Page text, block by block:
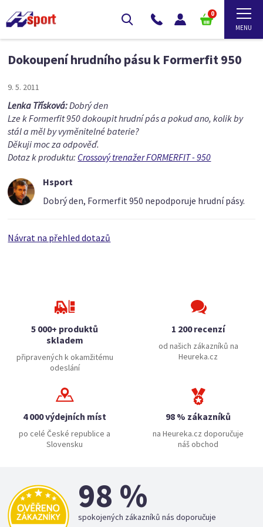
0
Dokoupení hrudního pásu k Formerfit 950
9. 5. 2011
Lenka Třísková:Dobrý den
Lze k Formerfit 950 dokoupit hrudní pás a pokud ano, kolik by
stál a měl by vyměnitelné baterie?
Děkuji moc za odpověď.
Dotaz k produktu: Crossový trenažer FORMERFIT - 950
Hsport
Dobrý den, Formerfit 950 nepodporuje hrudní pásy.
Návrat na přehled dotazů
5 000+ produktů
skladem
připravených k okamžitému
odeslání
1 200 recenzí
od našich zákazníků na
Heureka.cz
4 000 výdejních míst
po celé České republice a
Slovensku
98 % zákazníků
na Heureka.cz doporučuje
náš obchod
98 %
spokojených zákazníků nás doporučuje